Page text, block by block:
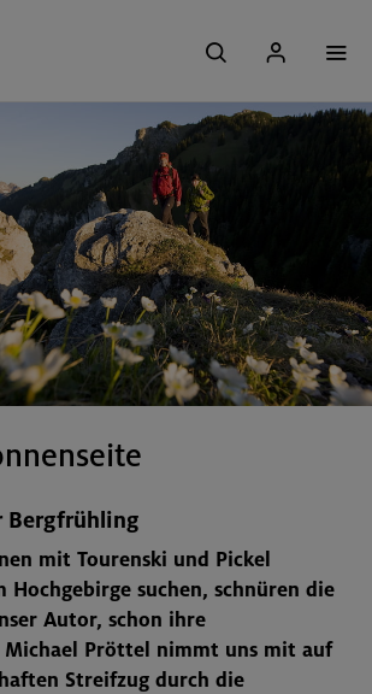
Bergfrühling
mit Tourenski und Pickel
Hochgebirge suchen, schnüren die
Autor, schon ihre
Michael Pröttel nimmt uns mit auf
Streifzug durch die